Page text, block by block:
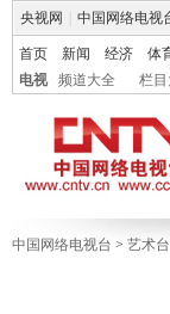
央视网 中国网络电视
首页 新闻 经济 体
电视
频道大全 栏目
中国网络电视台 > 艺术台